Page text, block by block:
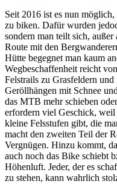
Seit 2016 ist es nun
zu biken. Dafür wurden
sondern man teilt sich,
Route mit den
Hütte begegnet man kaum
Wegbeschaffenheit reicht
Felstrails zu Grasfeldern
Geröllhängen mit Schnee
das MTB mehr schieben
erfordern viel Geschick,
kleine Felsstufen gibt, die
macht den zweiten Teil der
Vergnügen. Hinzu kommt,
auch noch das Bike schiebt
Höhenluft. Jeder, der es
zu stehen, kann wahrlich